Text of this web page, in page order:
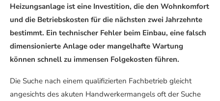
Heizungsanlage ist eine Investition, die den Wohnkomfort
und die Betriebskosten für die nächsten zwei Jahrzehnte
bestimmt. Ein technischer Fehler beim Einbau, eine falsch
dimensionierte Anlage oder mangelhafte Wartung
können schnell zu immensen Folgekosten führen.
Die Suche nach einem qualifizierten Fachbetrieb gleicht
angesichts des akuten Handwerkermangels oft der Suche